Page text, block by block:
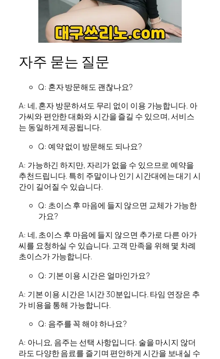
자주 묻는 질문
Q: 혼자 방문해도 괜찮나요?
A: 네, 혼자 방문하셔도 무리 없이 이용 가능합니다. 아
가씨와 편안한 대화와 시간을 즐길 수 있으며, 서비스
는 동일하게 제공됩니다.
Q: 예약 없이 방문해도 되나요?
A: 가능하긴 하지만, 자리가 없을 수 있으므로 예약을
추천드립니다. 특히 주말이나 인기 시간대에는 대기 시
간이 길어질 수 있습니다.
Q: 초이스 후 마음에 들지 않으면 교체가 가능한
가요?
A: 네, 초이스 후 마음에 들지 않으면 추가로 다른 아가
씨를 요청하실 수 있습니다. 고객 만족을 위해 몇 차례
초이스가 가능합니다.
Q: 기본 이용 시간은 얼마인가요?
A: 기본 이용 시간은 1시간 30분입니다. 타임 연장은 추
가 비용을 통해 가능합니다.
Q: 음주를 꼭 해야 하나요?
A: 아니요, 음주는 선택 사항입니다. 술을 마시지 않더
라도 다양한 음료를 즐기며 편안하게 시간을 보내실 수